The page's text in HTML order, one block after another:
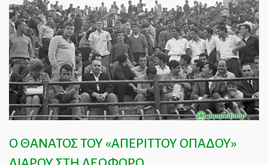
Ο ΘΑΝΑΤΟΣ ΤΟΥ «ΑΠΕΡΙΤΤΟΥ ΟΠΑΔΟΥ»